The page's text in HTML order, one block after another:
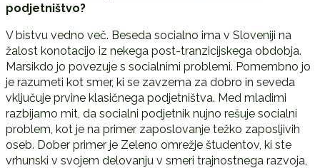
podjetništvo?
V bistvu vedno več. Beseda socialno ima v Sloveniji na
žalost konotacijo iz nekega post-tranzicijskega obdobja.
Marsikdo jo povezuje s socialnimi problemi. Pomembno jo
je razumeti kot smer, ki se zavzema za dobro in seveda
vključuje prvine klasičnega podjetništva. Med mladimi
razbijamo mit, da socialni podjetnik nujno rešuje socialni
problem, kot je na primer zaposlovanje težko zaposljivih
oseb. Dober primer je Zeleno omrežje študentov, ki ste
vrhunski v svojem delovanju v smeri trajnostnega razvoja,